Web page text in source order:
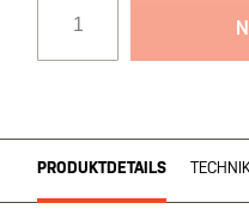
PRODUKTDETAILS